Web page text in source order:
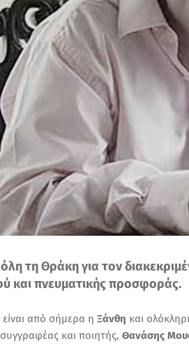
τη Θράκη για τον
και πνευματικής προσφοράς.
από σήμερα η Ξάνθη και
και ποιητής, Θανάσης